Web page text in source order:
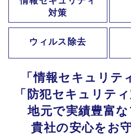
対策
ウィルス除去
「情報セキュリテ
「防犯セキュリティ
地元で実績豊富な
貴社の安心をお